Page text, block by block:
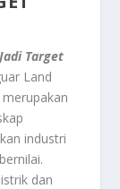
Target
Land
industri
dan